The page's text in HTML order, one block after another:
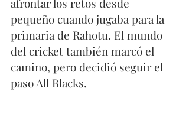
pequeño cuando jugaba para la
primaria de Rahotu. El mundo
del cricket también marcó el
camino, pero decidió seguir el
paso All Blacks.